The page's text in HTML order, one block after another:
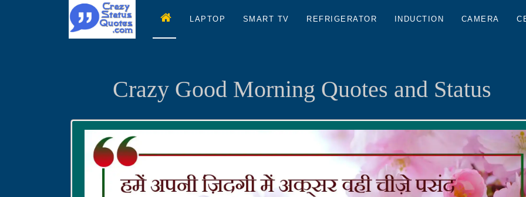
LAPTOP SMART TV REFRIGERATOR INDUCTION CAMERA
Crazy Good Morning Quotes and Status